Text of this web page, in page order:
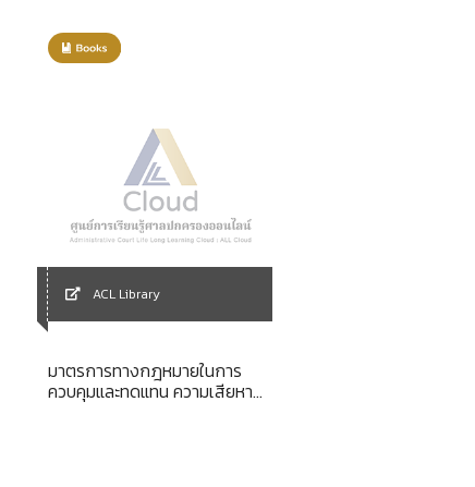
ACL Library
มาตรการทางกฎหมายในการ
ควบคุมและทดแทน ความเสียหาย